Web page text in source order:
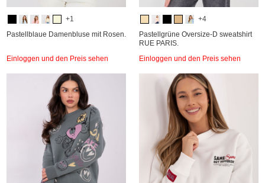
+1
Pastellblaue Damenbluse mit Rosen.
Einloggen und den Preis sehen
+4
Pastellgrüne Oversize-D sweatshirt
RUE PARIS.
Einloggen und den Preis sehen